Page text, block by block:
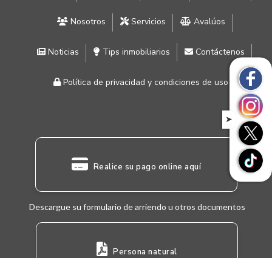
Nosotros Servicios Avalúos
Noticias Tips inmobiliarios Contáctenos
Política de privacidad y condiciones de uso
Realice su pago online aquí
Descargue su formulario de arriendo u otros documentos
Persona natural
➤